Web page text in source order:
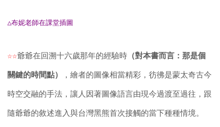
△布妮老師在課堂插圖
☆☆爺爺在回溯十六歲那年的經驗時 （對本書而言：那是個
關鍵的時間點） ，繪者的圖像相當精彩，彷彿是蒙太奇古今
時空交融的手法，讓人因著圖像語言由現今過渡至過往，跟
隨爺爺的敘述進入與台灣黑熊首次接觸的當下種種情境。